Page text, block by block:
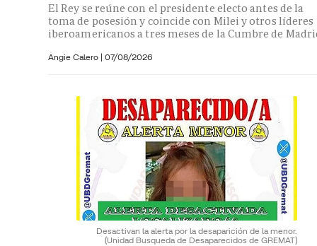
El Rey se reúne con el presidente electo antes de la
toma de posesión y coincide con Milei y otros líderes
iberoamericanos a tres meses de la Cumbre de
Angie Calero | 07/08/2026
Desactivan la alerta por la desaparición de la menor.
(Unidad Busqueda de Desaparecidos de GREMAT)